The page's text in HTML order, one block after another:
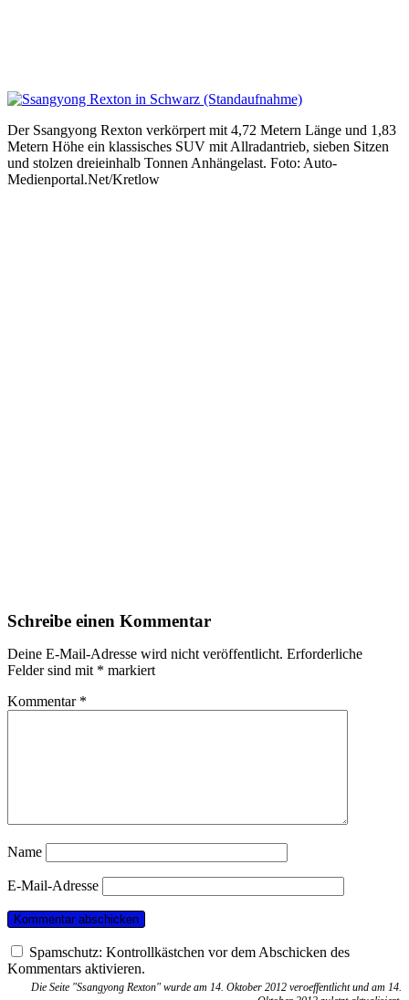
Der Ssangyong Rexton verkörpert mit 4,72 Metern Länge und 1,83
Metern Höhe ein klassisches SUV mit Allradantrieb, sieben Sitzen
und stolzen dreieinhalb Tonnen Anhängelast. Foto: Auto-
Medienportal.Net/Kretlow
Schreibe einen Kommentar
Deine E-Mail-Adresse wird nicht veröffentlicht. Erforderliche
Felder sind mit * markiert
Kommentar *
Name
E-Mail-Adresse
Spamschutz: Kontrollkästchen vor dem Abschicken des
Kommentars aktivieren.
Die Seite "Ssangyong Rexton" wurde am 14. Oktober 2012 veroeffentlicht und am 14.